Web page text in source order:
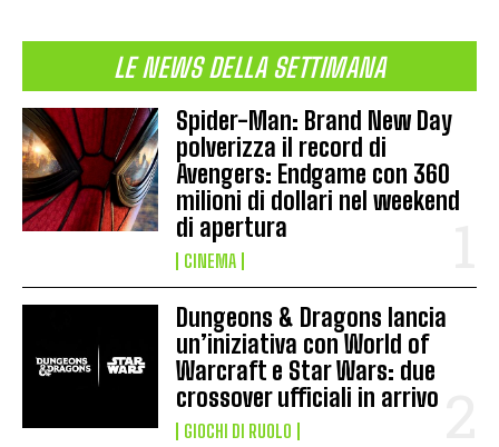
LE NEWS DELLA SETTIMANA
Spider-Man: Brand New Day
polverizza il record di
Avengers: Endgame con 360
milioni di dollari nel weekend
di apertura
CINEMA
Dungeons & Dragons lancia
un’iniziativa con World of
Warcraft e Star Wars: due
crossover ufficiali in arrivo
GIOCHI DI RUOLO